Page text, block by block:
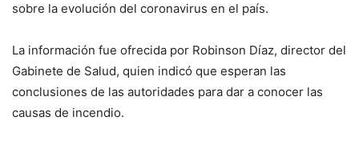
sobre la evolución del coronavirus en el país.
La información fue ofrecida por Robinson Díaz, director del
Gabinete de Salud, quien indicó que esperan las
conclusiones de las autoridades para dar a conocer las
causas de incendio.